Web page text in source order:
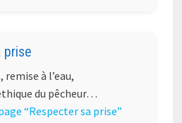
prise
à l’eau,
du pêcheur…
“Respecter sa prise”